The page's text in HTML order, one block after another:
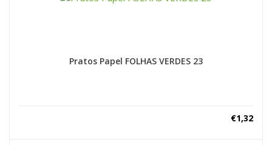
Pratos Papel FOLHAS VERDES 23
€1,32